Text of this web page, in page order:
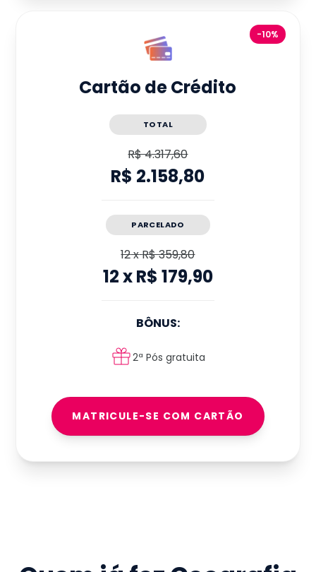
-10%
Cartão de Crédito
TOTAL
R$ 4.317,60
R$ 2.158,80
PARCELADO
12xR$ 359,80
12xR$ 179,90
BÔNUS:
2ª Pós gratuita
MATRICULE-SE COM CARTÃO